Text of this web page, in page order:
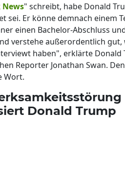
News" schreibt, habe Donald
sei. Er könne demnach einem
einen Bachelor-Abschluss
verstehe außerordentlich
haben", erklärte Donald
Reporter Jonathan Swan.
Wort.
Donald Trump